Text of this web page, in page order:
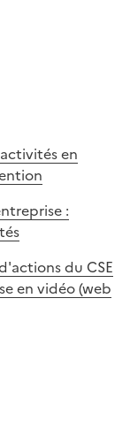
en
:
du CSE
en vidéo (web